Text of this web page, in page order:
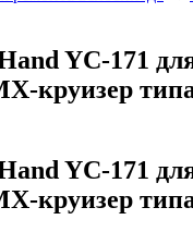
YC-171
круизер
YC-171
круизер